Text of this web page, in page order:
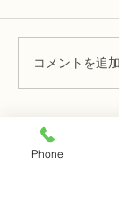
NFD講師
「木枠の
コメントを追
・体験レッス
Phone